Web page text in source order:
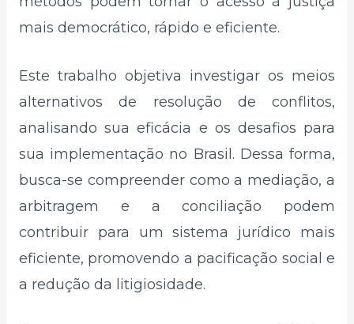
mais democrático, rápido e eficiente.
Este trabalho objetiva investigar os meios
alternativos de resolução de conflitos,
analisando sua eficácia e os desafios para
sua implementação no Brasil. Dessa forma,
busca-se compreender como a mediação, a
arbitragem e a conciliação podem
contribuir para um sistema jurídico mais
eficiente, promovendo a pacificação social e
a redução da litigiosidade.